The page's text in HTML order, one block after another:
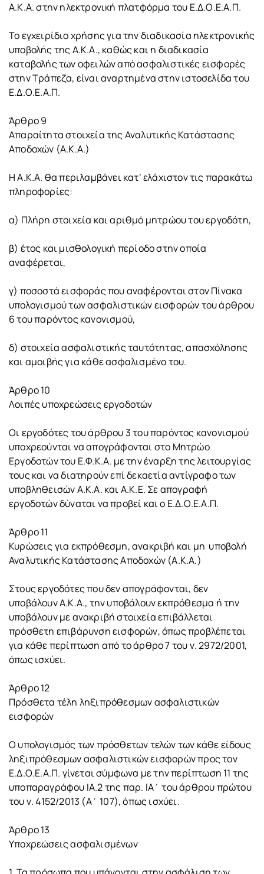
Α.Κ.Α. στην ηλεκτρονική πλατφόρμα του Ε.Δ.Ο.Ε.Α.Π.
Το εγχειρίδιο χρήσης για την διαδικασία ηλεκτρονικής
υποβολής της Α.Κ.Α., καθώς και η διαδικασία
καταβολής των οφειλών από ασφαλιστικές εισφορές
στην Τράπεζα, είναι αναρτημένα στην ιστοσελίδα του
Ε.Δ.Ο.Ε.Α.Π.
Άρθρο 9
Απαραίτητα στοιχεία της Αναλυτικής Κατάστασης
Αποδοχών (Α.Κ.Α.)
Η Α.Κ.Α. θα περιλαμβάνει κατ’ ελάχιστον τις παρακάτω
πληροφορίες:
α) Πλήρη στοιχεία και αριθμό μητρώου του εργοδότη,
β) έτος και μισθολογική περίοδο στην οποία
αναφέρεται,
γ) ποσοστά εισφοράς που αναφέρονται στον Πίνακα
υπολογισμού των ασφαλιστικών εισφορών του άρθρου
6 του παρόντος κανονισμού,
δ) στοιχεία ασφαλιστικής ταυτότητας, απασχόλησης
και αμοιβής για κάθε ασφαλισμένο του.
Άρθρο 10
Λοιπές υποχρεώσεις εργοδοτών
Οι εργοδότες του άρθρου 3 του παρόντος κανονισμού
υποχρεούνται να απογράφονται στο Μητρώο
Εργοδοτών του Ε.Φ.Κ.Α. με την έναρξη της λειτουργίας
τους και να διατηρούν επί δεκαετία αντίγραφο των
υποβληθεισών Α.Κ.Α. και Α.Κ.Ε. Σε απογραφή
εργοδοτών δύναται να προβεί και ο Ε.Δ.Ο.Ε.Α.Π.
Άρθρο 11
Κυρώσεις για εκπρόθεσμη, ανακριβή και μη υποβολή
Αναλυτικής Κατάστασης Αποδοχών (Α.Κ.Α.)
Στους εργοδότες που δεν απογράφονται, δεν
υποβάλουν Α.Κ.Α., την υποβάλουν εκπρόθεσμα ή την
υποβάλουν με ανακριβή στοιχεία επιβάλλεται
πρόσθετη επιβάρυνση εισφορών, όπως προβλέπεται
για κάθε περίπτωση από το άρθρο 7 του ν. 2972/2001,
όπως ισχύει.
Άρθρο 12
Πρόσθετα τέλη ληξιπρόθεσμων ασφαλιστικών
εισφορών
Ο υπολογισμός των πρόσθετων τελών των κάθε είδους
ληξιπρόθεσμων ασφαλιστικών εισφορών προς τον
Ε.Δ.Ο.Ε.Α.Π. γίνεται σύμφωνα με την περίπτωση 11 της
υποπαραγράφου ΙΑ.2 της παρ. ΙΑ΄ του άρθρου πρώτου
του ν. 4152/2013 (Α΄ 107), όπως ισχύει.
Άρθρο 13
Υποχρεώσεις ασφαλισμένων